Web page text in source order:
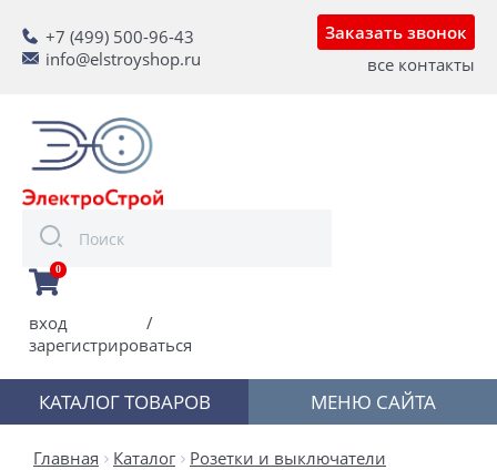
+7 (499) 500-96-43
info@elstroyshop.ru
Заказать звонок
все контакты
0
вход
/
зарегистрироваться
КАТАЛОГ ТОВАРОВ МЕНЮ САЙТА
Главная Каталог
Розетки и выключатели